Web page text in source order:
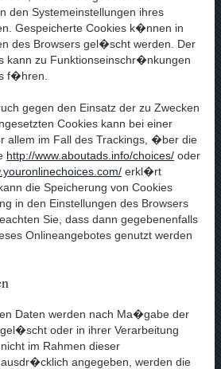
den Systemeinstellungen ihres
Gespeicherte Cookies k�nnen in
des Browsers gel�scht werden. Der
kann zu Funktionseinschr�nkungen
f�hren.
gegen den Einsatz der zu Zwecken
Cookies kann bei einer
allem im Fall des Trackings, �ber die
http://www.aboutads.info/choices/ oder
erkl�rt
die Speicherung von Cookies
in den Einstellungen des Browsers
Sie, dass dann gegebenenfalls
Onlineangebotes genutzt werden
Daten werden nach Ma�gabe der
oder in ihrer Verarbeitung
im Rahmen dieser
angegeben, werden die